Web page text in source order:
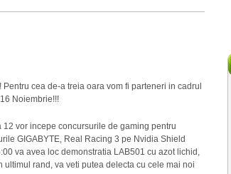
cea de-a treia oara vom fi parteneri in cadrul
Noiembrie!!!
vor incepe concursurile de gaming pentru
GIGABYTE, Real Racing 3 pe Nvidia Shield
va avea loc demonstratia LAB501 cu azot lichid,
rand, va veti putea delecta cu cele mai noi